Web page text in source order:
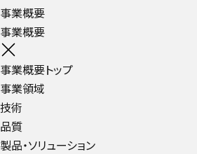
事業概要
事業概要
事業概要トップ
事業領域
技術
品質
製品・ソリューション